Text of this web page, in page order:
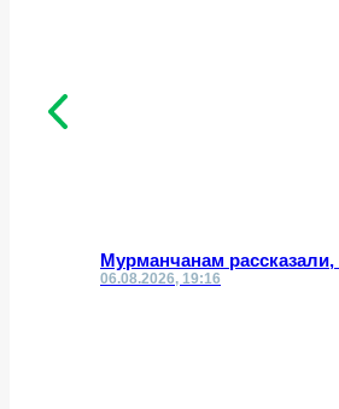
Мурманчанам рассказали,
06.08.2026, 19:16